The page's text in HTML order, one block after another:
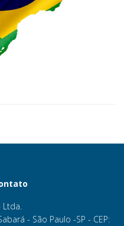
Ltda.
- São Paulo -SP - CEP: